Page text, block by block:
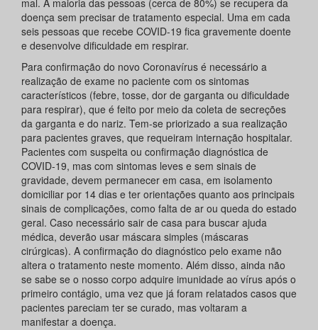
mal. A maioria das pessoas (cerca de 80%) se recupera da
doença sem precisar de tratamento especial. Uma em cada
seis pessoas que recebe COVID-19 fica gravemente doente
e desenvolve dificuldade em respirar.
Para confirmação do novo Coronavírus é necessário a
realização de exame no paciente com os sintomas
característicos (febre, tosse, dor de garganta ou dificuldade
para respirar), que é feito por meio da coleta de secreções
da garganta e do nariz. Tem-se priorizado a sua realização
para pacientes graves, que requeiram internação hospitalar.
Pacientes com suspeita ou confirmação diagnóstica de
COVID-19, mas com sintomas leves e sem sinais de
gravidade, devem permanecer em casa, em isolamento
domiciliar por 14 dias e ter orientações quanto aos principais
sinais de complicações, como falta de ar ou queda do estado
geral. Caso necessário sair de casa para buscar ajuda
médica, deverão usar máscara simples (máscaras
cirúrgicas). A confirmação do diagnóstico pelo exame não
altera o tratamento neste momento. Além disso, ainda não
se sabe se o nosso corpo adquire imunidade ao vírus após o
primeiro contágio, uma vez que já foram relatados casos que
pacientes pareciam ter se curado, mas voltaram a
manifestar a doença.